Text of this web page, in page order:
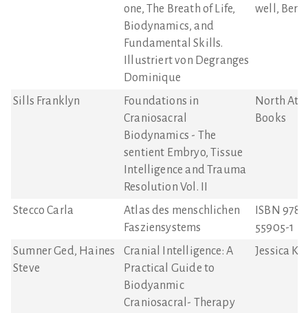
one, The Breath of Life,
Biodynamics, and
Fundamental Skills.
Illustriert von Degranges
Dominique
well,
Sills Franklyn
Foundations in
Craniosacral
Biodynamics - The
sentient Embryo, Tissue
Intelligence and Trauma
Resolution Vol. II
North
Books
Stecco Carla
Atlas des menschlichen
Fasziensystems
ISBN
55905-1
Sumner Ged, Haines
Steve
Cranial Intelligence: A
Practical Guide to
Biodyanmic
Craniosacral- Therapy
Jessica